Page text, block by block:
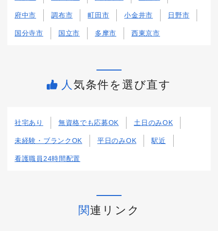
府中市 調布市 町田市 小金井市 日野市
国分寺市 国立市 多摩市 西東京市
人気条件を選び直す
社宅あり 無資格でも応募OK 土日のみOK
未経験・ブランクOK 平日のみOK 駅近
看護職員24時間配置
関連リンク